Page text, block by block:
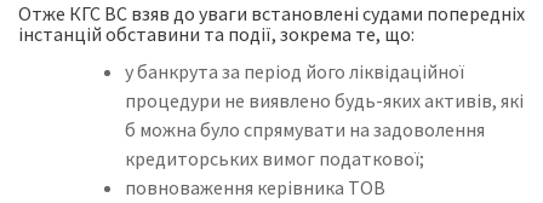
Отже КГС ВС взяв до уваги встановлені судами попередніх
інстанцій обставини та події, зокрема те, що:
у банкрута за період його ліквідаційної
процедури не виявлено будь-яких активів, які
б можна було спрямувати на задоволення
кредиторських вимог податкової;
повноваження керівника ТОВ